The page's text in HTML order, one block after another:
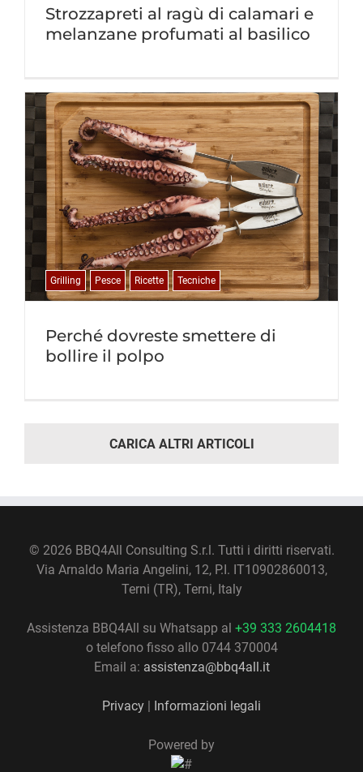
Strozzapreti al ragù di calamari e
melanzane profumati al basilico
Perché dovreste smettere di
bollire il polpo
Grilling Pesce Ricette Tecniche
CARICA ALTRI ARTICOLI
© 2026 BBQ4All Consulting S.r.l. Tutti i diritti riservati.
Via Arnaldo Maria Angelini, 12, P.I. IT10902860013,
Terni (TR), Terni, Italy
Assistenza BBQ4All su Whatsapp al +39 333 2604418
o telefono fisso allo 0744 370004
Email a: assistenza@bbq4all.it
Privacy Informazioni legali
Powered by